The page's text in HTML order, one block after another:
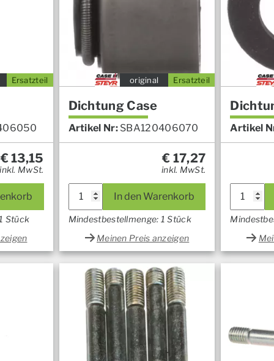
Ersatzteil
€13,15
inkl. MwSt.
Stück
Ersatzteil
original
Dichtung Case
Artikel Nr: SBA120406070
€ 17,27
inkl. MwSt.
In den Warenkorb
Mindestbestellmenge: 1 Stück
Meinen Preis anzeigen
Artikel